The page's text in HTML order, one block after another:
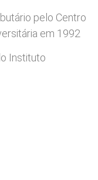
pelo Centro
em 1992
Instituto